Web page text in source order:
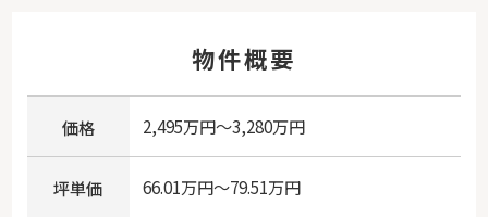
物件概要
価格 2,495万円～3,280万円
坪単価 66.01万円～79.51万円